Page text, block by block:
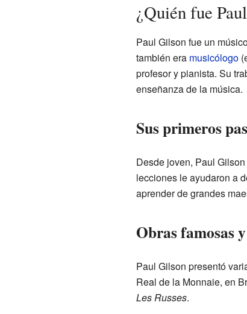
¿Quién fue
Paul Gilson fue un
también era musicólogo
profesor y pianista. Su
enseñanza de la música.
Sus primeros
Desde joven, Paul
lecciones le ayudaron a
aprender de grandes
Obras famosas
Paul Gilson presentó
Real de la Monnaie, en
Les Russes.